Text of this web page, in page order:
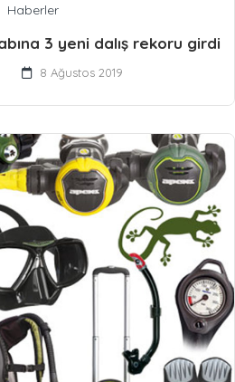
Haberler
3 yeni dalış rekoru girdi
8 Ağustos 2019